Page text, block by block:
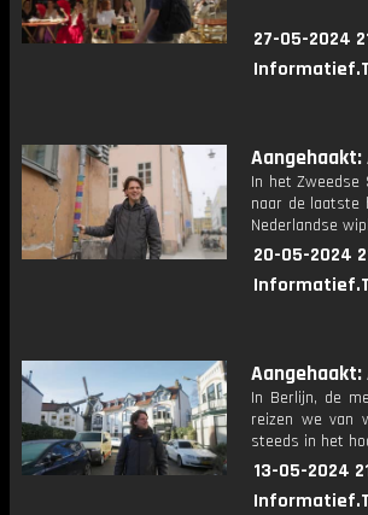
27-05-2024
In het
naar de laatste
Nederlandse
20-05-2024
Aangehaakt:
In Berlijn, de
reizen we van
steeds in het
13-05-2024